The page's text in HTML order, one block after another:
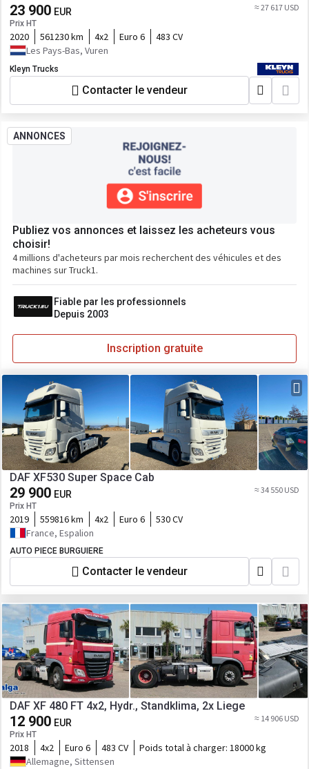
23 900 EUR
Prix HT
≈ 27 617 USD
2020 561230 km 4x2 Euro 6
483 CV
Les Pays-Bas, Vuren
Kleyn Trucks
Contacter le vendeur
ANNONCES
Publiez vos annonces et laissez les acheteurs vous
choisir!
4 millions d'acheteurs par mois recherchent des véhicules et des
machines sur Truck1.
Fiable par les professionnels
Depuis 2003
Inscription gratuite
DAF XF530 Super Space Cab
29 900 EUR
Prix HT
≈ 34 550 USD
2019 559816 km 4x2 Euro 6
530 CV
France, Espalion
AUTO PIECE BURGUIERE
Contacter le vendeur
DAF XF 480 FT 4x2, Hydr., Standklima, 2x Liege
12 900 EUR
Prix HT
≈ 14 906 USD
2018 4x2 Euro 6 483 CV Poids total à charger: 18000 kg
Allemagne, Sittensen